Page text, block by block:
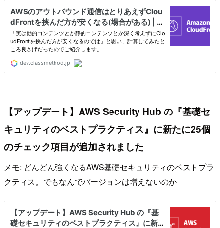
【アップデート】AWS Security Hub の『基礎セ
キュリティのベストプラクティス』に新たに25個
のチェック項目が追加されました
メモ: どんどん強くなるAWS基礎セキュリティのベストプラ
クティス。でもなんでバージョンは増えないのか